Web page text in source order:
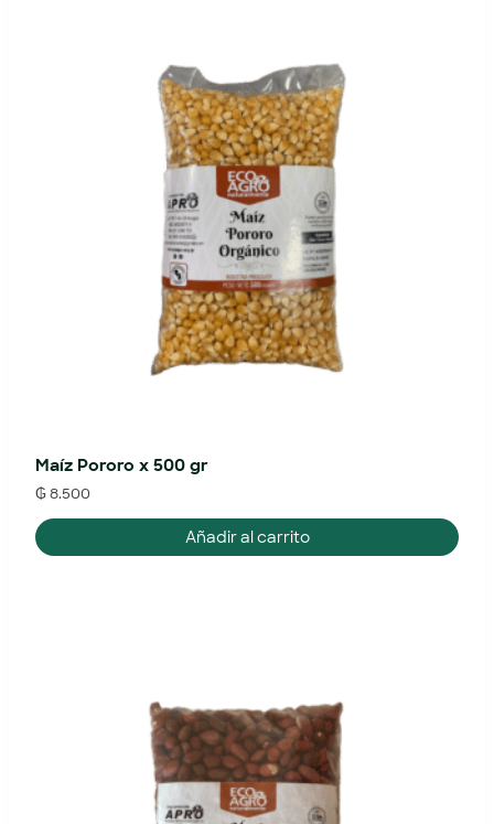
Maíz Pororo x 500 gr
₲8.500
Añadir al carrito